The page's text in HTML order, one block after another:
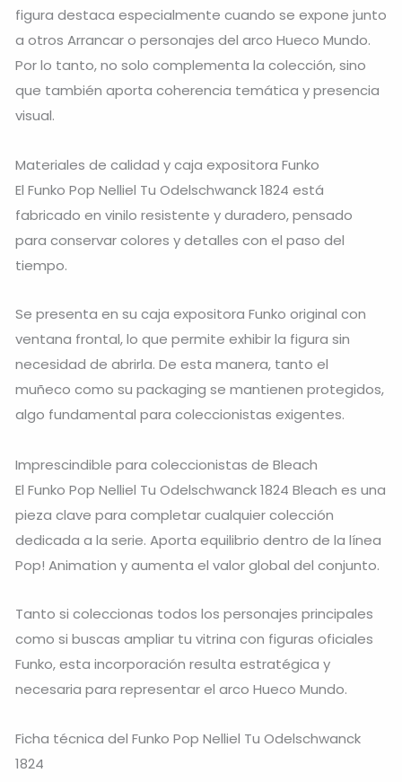
figura destaca especialmente cuando se expone junto
a otros Arrancar o personajes del arco Hueco Mundo.
Por lo tanto, no solo complementa la colección, sino
que también aporta coherencia temática y presencia
visual.
Materiales de calidad y caja expositora Funko
El Funko Pop Nelliel Tu Odelschwanck 1824 está
fabricado en vinilo resistente y duradero, pensado
para conservar colores y detalles con el paso del
tiempo.
Se presenta en su caja expositora Funko original con
ventana frontal, lo que permite exhibir la figura sin
necesidad de abrirla. De esta manera, tanto el
muñeco como su packaging se mantienen protegidos,
algo fundamental para coleccionistas exigentes.
Imprescindible para coleccionistas de Bleach
El Funko Pop Nelliel Tu Odelschwanck 1824 Bleach es una
pieza clave para completar cualquier colección
dedicada a la serie. Aporta equilibrio dentro de la línea
Pop! Animation y aumenta el valor global del conjunto.
Tanto si coleccionas todos los personajes principales
como si buscas ampliar tu vitrina con figuras oficiales
Funko, esta incorporación resulta estratégica y
necesaria para representar el arco Hueco Mundo.
Ficha técnica del Funko Pop Nelliel Tu Odelschwanck
1824